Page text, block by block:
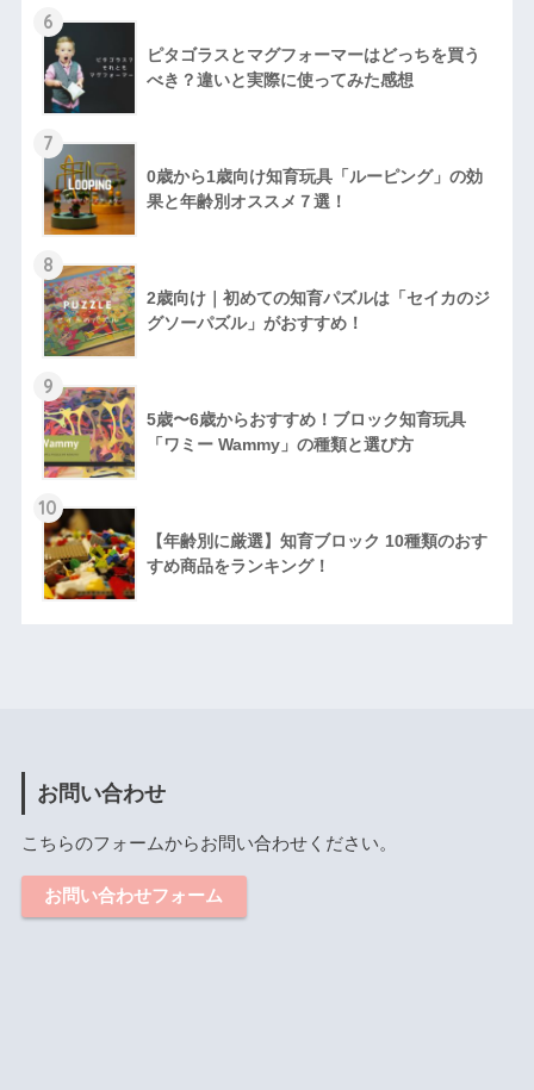
6
ピタゴラスとマグフォーマーはどっちを買う
べき？違いと実際に使ってみた感想
7
0歳から1歳向け知育玩具「ルーピング」の効
果と年齢別オススメ７選！
8
2歳向け｜初めての知育パズルは「セイカのジ
グソーパズル」がおすすめ！
9
5歳〜6歳からおすすめ！ブロック知育玩具
「ワミー Wammy」の種類と選び方
10
【年齢別に厳選】知育ブロック 10種類のおす
すめ商品をランキング！
お問い合わせ
こちらのフォームからお問い合わせください。
お問い合わせフォーム